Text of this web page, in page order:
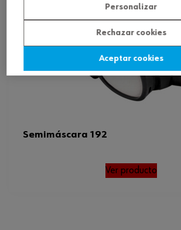
Semimáscara 192
Ver producto
Personalizar
Rechazar cookies
Aceptar cookies